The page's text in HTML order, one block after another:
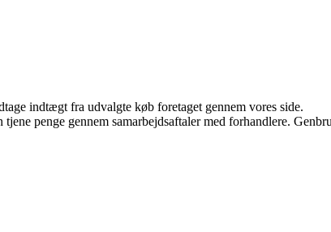
indtægt fra udvalgte køb foretaget gennem vores side.
penge gennem samarbejdsaftaler med forhandlere.